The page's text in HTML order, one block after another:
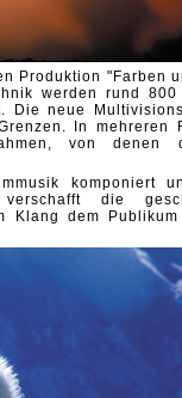
Produktion "Farben
werden rund
Die neue
In
von denen
komponiert
verschafft die
Klang dem